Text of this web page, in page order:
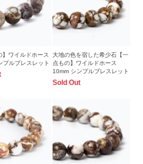
】ワイルドホース
プルブレスレット
大地の色を宿した希少石【一
点もの】ワイルドホース
10mm シンプルブレスレット
Sold Out